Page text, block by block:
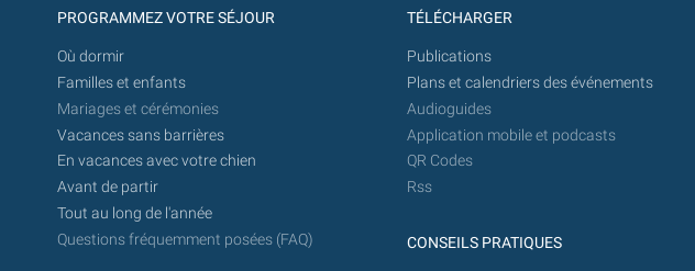
PROGRAMMEZ VOTRE SÉJOUR
Où dormir
Familles et enfants
Mariages et cérémonies
Vacances sans barrières
En vacances avec votre chien
Avant de partir
Tout au long de l'année
Questions fréquemment posées (FAQ)
TÉLÉCHARGER
Publications
Plans et calendriers des événements
Audioguides
Application mobile et podcasts
QR Codes
Rss
CONSEILS PRATIQUES